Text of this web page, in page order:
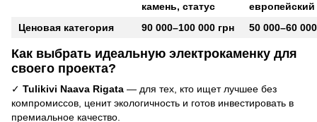
камень, статус
Ценовая категория
90 000–100 000 грн 50 000–60
Как выбрать идеальную электрокаменку для
своего проекта?
✓ Tulikivi Naava Rigata — для тех, кто ищет лучшее без
компромиссов, ценит экологичность и готов инвестировать в
премиальное качество.